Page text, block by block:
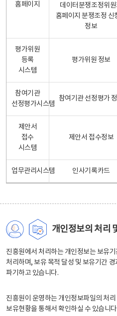
홈페이지
데이터분쟁조정위원
홈페이지 분쟁조정 신
정보
평가위원
등록
시스템
평가위원 정보
참여기관
선정평가시스템
참여기관 선정평가
제안서
접수
시스템
제안서 접수정보
업무관리시스템 인사기록카드
개인정보의 처리
진흥원에서 처리하는 개인정보는 보유
처리하며, 보유 목적 달성 및 보유기간
파기하고 있습니다.
진흥원이 운영하는 개인정보파일의 처
보유현황을 통해서 확인하실 수 있습니